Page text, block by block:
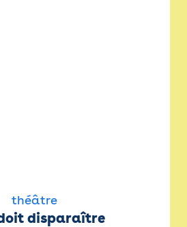
théâtre
disparaître